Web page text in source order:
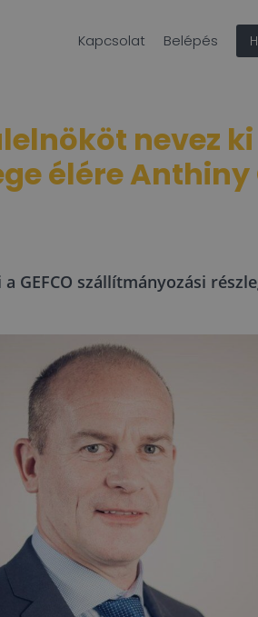
Kapcsolat Belépés
nevez ki
élére Anthiny
GEFCO szállítmányozási